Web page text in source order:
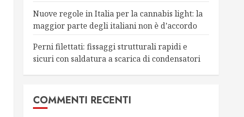
Nuove regole in Italia per la cannabis light: la
maggior parte degli italiani non è d’accordo
Perni filettati: fissaggi strutturali rapidi e
sicuri con saldatura a scarica di condensatori
COMMENTI RECENTI